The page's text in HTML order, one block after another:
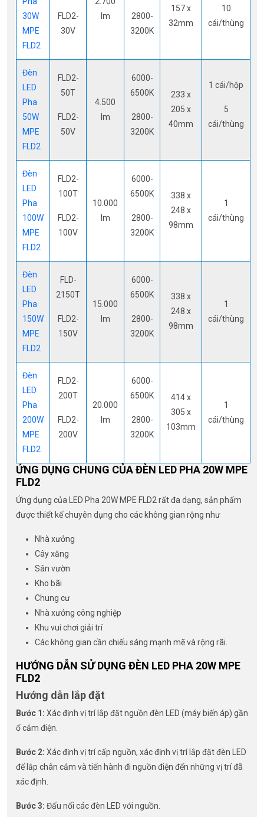
30W
MPE
FLD2
FLD2-
30V
lm
2800-
3200K
157 x
32mm
10
cái/thùng
Đèn
LED
Pha
50W
MPE
FLD2
FLD2-
50T
FLD2-
50V
4.500
lm
6000-
6500K
2800-
3200K
233 x
205 x
40mm
1 cái/hộp
5
cái/thùng
Đèn
LED
Pha
100W
MPE
FLD2
FLD2-
100T
FLD2-
100V
10.000
lm
6000-
6500K
2800-
3200K
338 x
248 x
98mm
1
cái/thùng
Đèn
LED
Pha
150W
MPE
FLD2
FLD-
2150T
FLD2-
150V
15.000
lm
6000-
6500K
2800-
3200K
338 x
248 x
98mm
1
cái/thùng
Đèn
LED
Pha
200W
MPE
FLD2
FLD2-
200T
FLD2-
200V
20.000
lm
6000-
6500K
2800-
3200K
414 x
305 x
103mm
1
cái/thùng
ỨNG DỤNG CHUNG CỦA ĐÈN LED PHA 20W MPE
FLD2
Ứng dụng của LED Pha 20W MPE FLD2 rất đa dạng, sản phẩm
được thiết kế chuyên dụng cho các không gian rộng như
Nhà xưởng
Cây xăng
Sân vườn
Kho bãi
Chung cư
Nhà xưởng công nghiệp
Khu vui chơi giải trí
Các không gian cần chiếu sáng mạnh mẽ và rộng rãi.
HƯỚNG DẪN SỬ DỤNG ĐÈN LED PHA 20W MPE
FLD2
Hướng dẫn lắp đặt
Bước 1: Xác định vị trí lắp đặt nguồn đèn LED (máy biến áp) gần
ổ cắm điện.
Bước 2: Xác định vị trí cấp nguồn, xác định vị trí lắp đặt đèn LED
để lắp chân cắm và tiến hành đi nguồn điện đến những vị trí đã
xác định.
Bước 3: Đấu nối các đèn LED với nguồn.